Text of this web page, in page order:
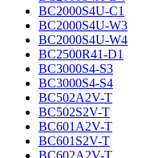
BC2000S4U-C1
BC2000S4U-W3
BC2000S4U-W4
BC2500R41-D1
BC3000S4-S3
BC3000S4-S4
BC502A2V-T
BC502S2V-T
BC601A2V-T
BC601S2V-T
BC602A2V-T